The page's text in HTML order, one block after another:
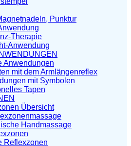
Punktur
Therapie
Anwendung
Anwendungen
mit dem Armlängenreflex
mit Symbolen
Tapen
Übersicht
Handmassage
Reflexzonen